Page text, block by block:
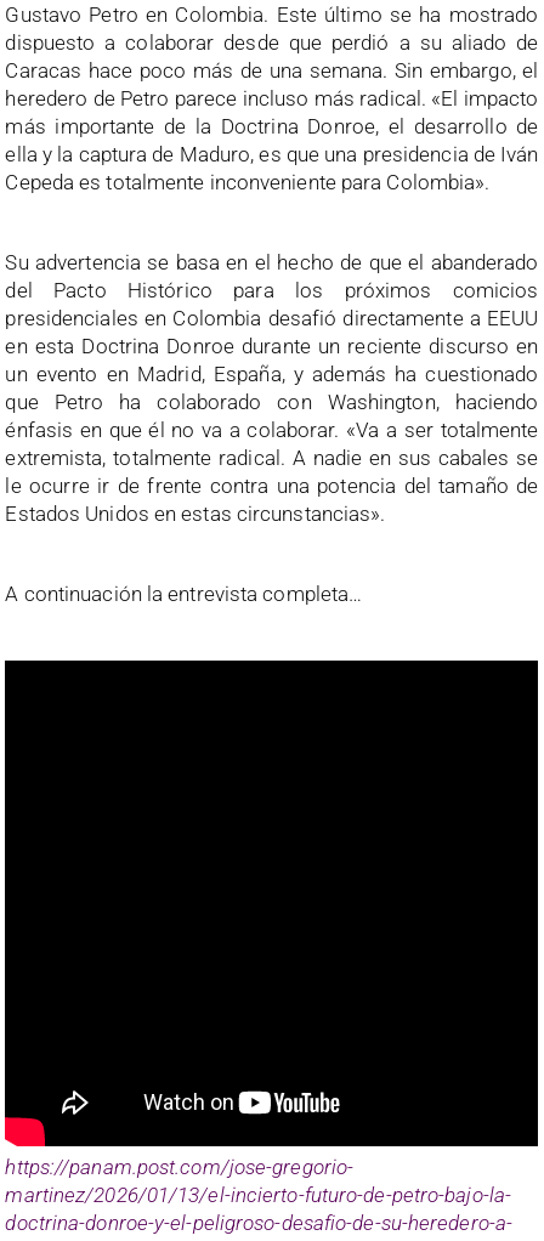
Gustavo Petro en Colombia. Este último se ha mostrado
dispuesto a colaborar desde que perdió a su aliado de
Caracas hace poco más de una semana. Sin embargo, el
heredero de Petro parece incluso más radical. «El impacto
más importante de la Doctrina Donroe, el desarrollo de
ella y la captura de Maduro, es que una presidencia de Iván
Cepeda es totalmente inconveniente para Colombia».
Su advertencia se basa en el hecho de que el abanderado
del Pacto Histórico para los próximos comicios
presidenciales en Colombia desafió directamente a EEUU
en esta Doctrina Donroe durante un reciente discurso en
un evento en Madrid, España, y además ha cuestionado
que Petro ha colaborado con Washington, haciendo
énfasis en que él no va a colaborar. «Va a ser totalmente
extremista, totalmente radical. A nadie en sus cabales se
le ocurre ir de frente contra una potencia del tamaño de
Estados Unidos en estas circunstancias».
A continuación la entrevista completa…
https://panam.post.com/jose-gregorio-
martinez/2026/01/13/el-incierto-futuro-de-petro-bajo-la-
doctrina-donroe-y-el-peligroso-desafio-de-su-heredero-a-